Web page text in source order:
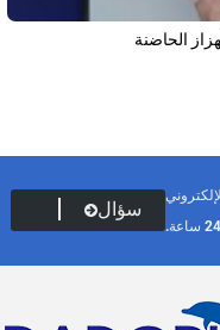
الحاضنة
سؤال